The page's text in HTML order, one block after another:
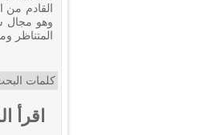
القادم
المتناظر
كلمات
اقرأ